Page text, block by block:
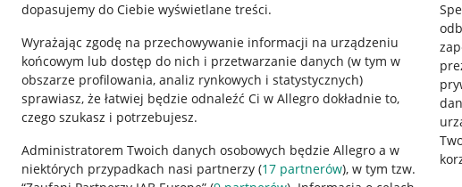
dopasujemy do Ciebie wyświetlane treści.
Wyrażając zgodę na przechowywanie informacji na urządzeniu
końcowym lub dostęp do nich i przetwarzanie danych (w tym w
obszarze profilowania, analiz rynkowych i statystycznych)
sprawiasz, że łatwiej będzie odnaleźć Ci w Allegro dokładnie to,
czego szukasz i potrzebujesz.
Administratorem Twoich danych osobowych będzie Allegro a w
niektórych przypadkach nasi partnerzy (17 partnerów), w tym tzw.
Przydatne informacje
Jak to działa
Regulamin